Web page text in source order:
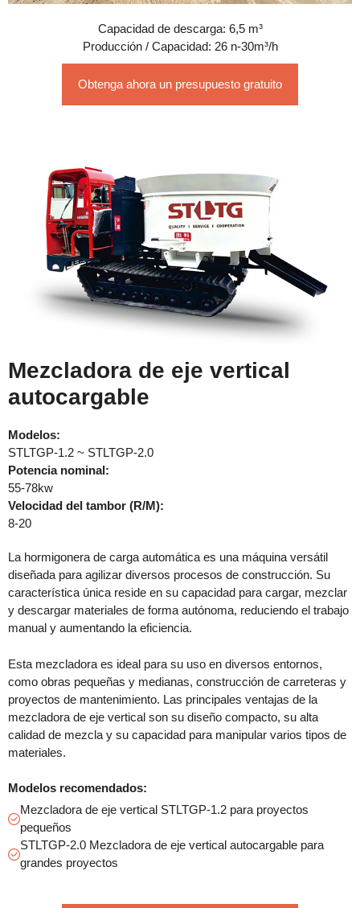
Capacidad de descarga: 6,5 m³
Producción / Capacidad: 26 n-30m³/h
Obtenga ahora un presupuesto gratuito
Mezcladora de eje vertical
autocargable
Modelos:
STLTGP-1.2 ~ STLTGP-2.0
Potencia nominal:
55-78kw
Velocidad del tambor (R/M):
8-20
La hormigonera de carga automática es una máquina versátil
diseñada para agilizar diversos procesos de construcción. Su
característica única reside en su capacidad para cargar, mezclar
y descargar materiales de forma autónoma, reduciendo el trabajo
manual y aumentando la eficiencia.
Esta mezcladora es ideal para su uso en diversos entornos,
como obras pequeñas y medianas, construcción de carreteras y
proyectos de mantenimiento. Las principales ventajas de la
mezcladora de eje vertical son su diseño compacto, su alta
calidad de mezcla y su capacidad para manipular varios tipos de
materiales.
Modelos recomendados:
Mezcladora de eje vertical STLTGP-1.2 para proyectos
pequeños
STLTGP-2.0 Mezcladora de eje vertical autocargable para
grandes proyectos